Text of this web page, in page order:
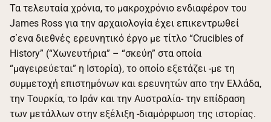
Τα τελευταία χρόνια, το μακροχρόνιο ενδιαφέρον του
James Ross για την αρχαιολογία έχει επικεντρωθεί
σ΄ενα διεθνές ερευνητικό έργο με τίτλο “Crucibles of
History” (“Χωνευτήρια” – “σκεύη” στα οποία
“μαγειρεύεται” η Ιστορία), το οποίο εξετάζει -με τη
συμμετοχή επιστημόνων και ερευνητών απο την Ελλάδα,
την Τουρκία, το Ιράν και την Αυστραλία- την επίδραση
των μετάλλων στην εξέλιξη -διαμόρφωση της ιστορίας.